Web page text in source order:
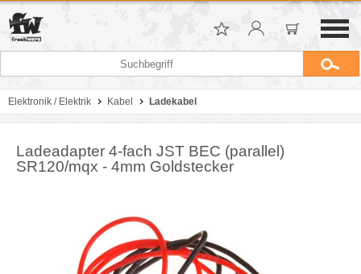
Elektronik / Elektrik Kabel Ladekabel
Ladeadapter 4-fach JST BEC (parallel)
SR120/mqx - 4mm Goldstecker